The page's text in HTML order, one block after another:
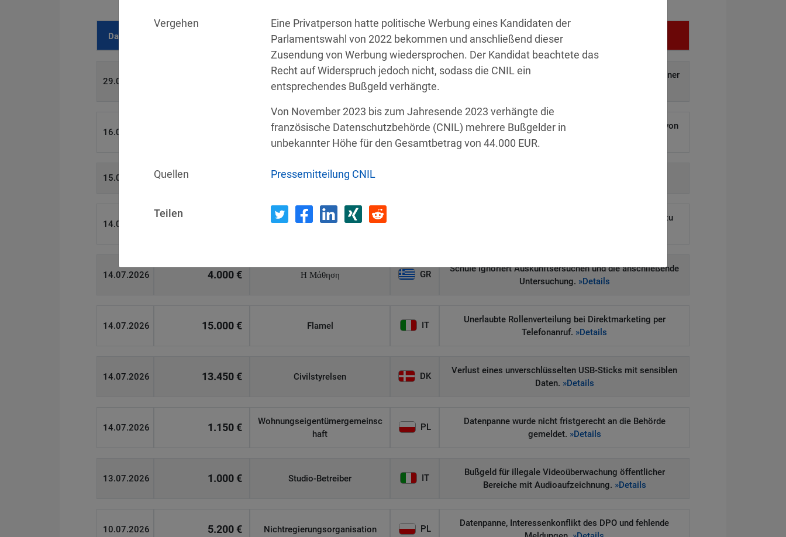
Datum Empfänger Land Vergehen
29.07.2026 Privatperson AT
Unbefugter Zugriff auf und Weitergabe personenbezogener
16.07.2026 Wind Tre IT
Sicherheitslücken ermöglichen Hackern den Diebstahl von
hunderttausenden Kundendaten.
15.07.2026 Privatperson
14.07.2026
Wirtschaftsprüfungsgesellschaf
E-Mail-Postfach eines ehemaligen Mitarbeiters blieb zu
14.07.2026 4.000 € Η Μάθηση GR
Schule ignoriert Auskunftsersuchen und die anschließende
Untersuchung. »Details
14.07.2026 15.000 € Flamel IT
Unerlaubte Rollenverteilung bei Direktmarketing per
Telefonanruf. »Details
14.07.2026 13.450 € Civilstyrelsen DK
Verlust eines unverschlüsselten USB-Sticks mit sensiblen
Daten. »Details
14.07.2026 1.150 €
Wohnungseigentümergemeinsc
haft
PL
Datenpanne wurde nicht fristgerecht an die Behörde
gemeldet. »Details
13.07.2026 1.000 € Studio-Betreiber IT
Bußgeld für illegale Videoüberwachung öffentlicher
Bereiche mit Audioaufzeichnung. »Details
10.07.2026 5.200 € Nichtregierungsorganisation PL
Datenpanne, Interessenkonflikt des DPO und fehlende
Vergehen
Eine Privatperson hatte politische Werbung eines Kandidaten der
Parlamentswahl von 2022 bekommen und anschließend dieser
Zusendung von Werbung wiedersprochen. Der Kandidat beachtete das
Recht auf Widerspruch jedoch nicht, sodass die CNIL ein
entsprechendes Bußgeld verhängte.
Von November 2023 bis zum Jahresende 2023 verhängte die
französische Datenschutzbehörde (CNIL) mehrere Bußgelder in
unbekannter Höhe für den Gesamtbetrag von 44.000 EUR.
Quellen Pressemitteilung CNIL
Teilen